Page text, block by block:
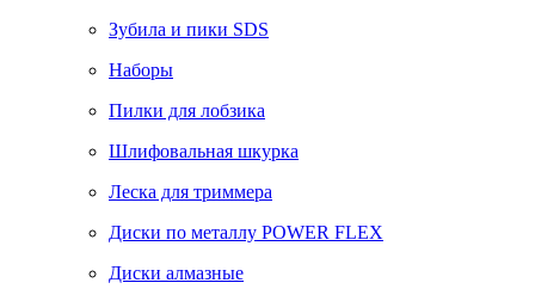
Зубила и пики SDS
Наборы
Пилки для лобзика
Шлифовальная шкурка
Леска для триммера
Диски по металлу POWER FLEX
Диски алмазные